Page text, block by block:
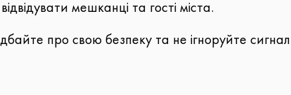
мешканці та гості міста.
про свою безпеку та не ігноруйте